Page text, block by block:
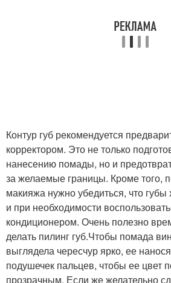
Контур губ рекомендуется
корректором. Это не только
нанесению помады, но и
за желаемые границы. Кроме того,
макияжа нужно убедиться, что
и при необходимости
кондиционером. Очень полезно
делать пилинг губ.Чтобы помада
выглядела чересчур ярко, ее
подушечек пальцев, чтобы ее цвет
прозрачным. Если же желательно